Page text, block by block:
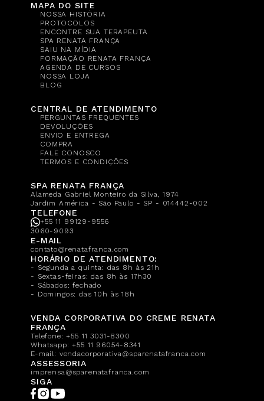
MAPA DO SITE
NOSSA HISTÓRIA
PROTOCOLOS
ENCONTRE SUA TERAPEUTA
SPA RENATA FRANÇA
SAIU NA MÍDIA
FORMAÇÃO RENATA FRANÇA
AGENDA DE CURSOS
NOSSA LOJA
BLOG
CENTRAL DE ATENDIMENTO
PERGUNTAS FREQUENTES
DEVOLUÇÕES
ENVIO E ENTREGA
COMPRA
FALE CONOSCO
TERMOS E CONDIÇÕES
SPA RENATA FRANÇA
Alameda Gabriel Monteiro da Silva, 1974
Jardim América - São Paulo - SP - 014442-002
TELEFONE
+55 11 99129-9556
3060-9093
E-MAIL
contato@renatafranca.com
HORÁRIO DE ATENDIMENTO:
- Segunda a quinta: das 8h às 21h
- Sextas-feiras: das 8h às 17h30
- Sábados: fechado
- Domingos: das 10h às 18h
VENDA CORPORATIVA DO CREME RENATA
FRANÇA
Telefone:+55 11 3031-8300
Whatsapp:+55 11 96054-8341
E-mail: vendacorporativa@sparenatafranca.com
ASSESSORIA
imprensa@sparenatafranca.com
SIGA